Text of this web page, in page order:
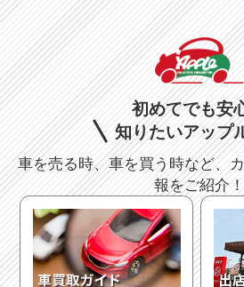
初めてでも安
知りたいアップ
車を売る時、車を買う時など、
報をご紹介！